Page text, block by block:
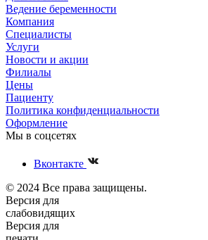
Ведение беременности
Компания
Специалисты
Услуги
Новости и акции
Филиалы
Цены
Пациенту
Политика конфиденциальности
Оформление
Мы в соцсетях
Вконтакте
© 2024 Все права защищены.
Версия для
слабовидящих
Версия для